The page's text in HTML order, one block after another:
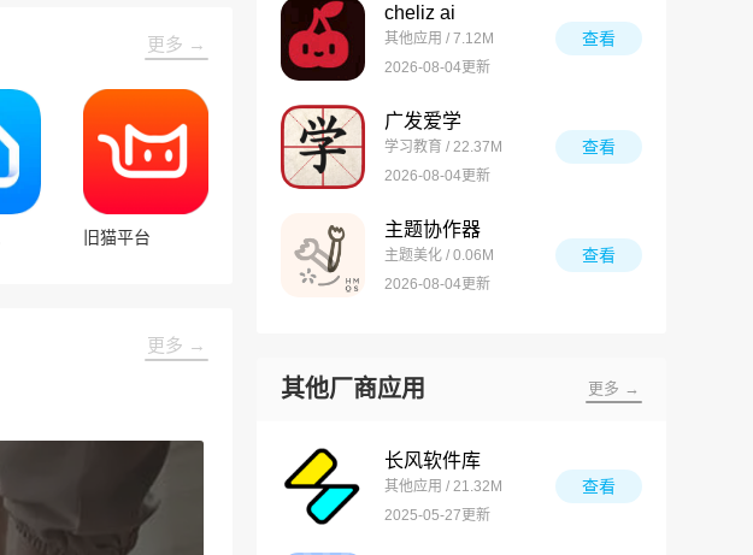
更多 →
旧猫平台
更多 →
cheliz ai
其他应用 / 7.12M
2026-08-04更新
查看
广发爱学
学习教育 / 22.37M
2026-08-04更新
查看
主题协作器
主题美化 / 0.06M
2026-08-04更新
查看
其他厂商应用 更多 →
长风软件库
其他应用 / 21.32M
2025-05-27更新
查看